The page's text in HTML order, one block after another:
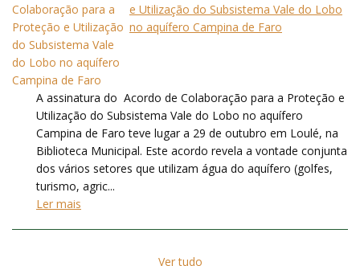
e Utilização do Subsistema Vale do Lobo
no aquífero Campina de Faro
A assinatura do Acordo de Colaboração para a Proteção e
Utilização do Subsistema Vale do Lobo no aquífero
Campina de Faro teve lugar a 29 de outubro em Loulé, na
Biblioteca Municipal. Este acordo revela a vontade conjunta
dos vários setores que utilizam água do aquífero (golfes,
turismo, agric...
Ler mais
Ver tudo